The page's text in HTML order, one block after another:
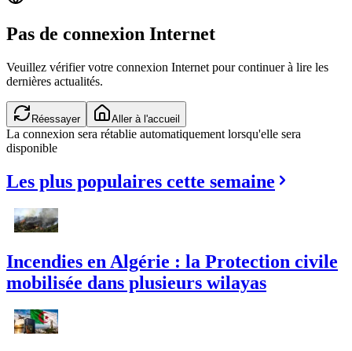
Pas de connexion Internet
Veuillez vérifier votre connexion Internet pour continuer à lire les
dernières actualités.
Réessayer Aller à l'accueil
La connexion sera rétablie automatiquement lorsqu'elle sera
disponible
Les plus populaires cette semaine
Incendies en Algérie : la Protection civile
mobilisée dans plusieurs wilayas